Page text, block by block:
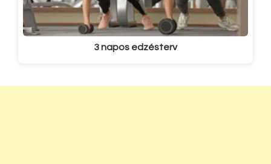
3 napos edzésterv